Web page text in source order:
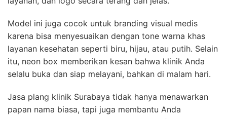
Model ini juga cocok untuk branding visual medis
karena bisa menyesuaikan dengan tone warna khas
layanan kesehatan seperti biru, hijau, atau putih. Selain
itu, neon box memberikan kesan bahwa klinik Anda
selalu buka dan siap melayani, bahkan di malam hari.
Jasa plang klinik Surabaya tidak hanya menawarkan
papan nama biasa, tapi juga membantu Anda